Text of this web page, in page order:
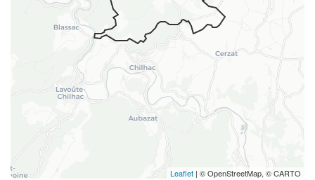
Leaflet | © OpenStreetMap, © CARTO